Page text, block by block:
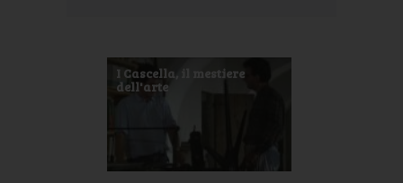
I Cascella, il mestiere
dell'arte